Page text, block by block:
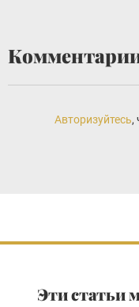
Авторизуйтесь,
Эти статьи